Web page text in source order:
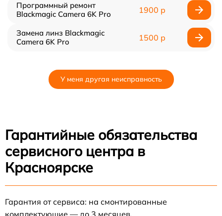
Программный ремонт
Blackmagic Camera 6K Pro
1900 р
Замена линз Blackmagic
Camera 6K Pro
1500 р
У меня другая неисправность
Гарантийные обязательства
сервисного центра в
Красноярске
Гарантия от сервиса: на смонтированные